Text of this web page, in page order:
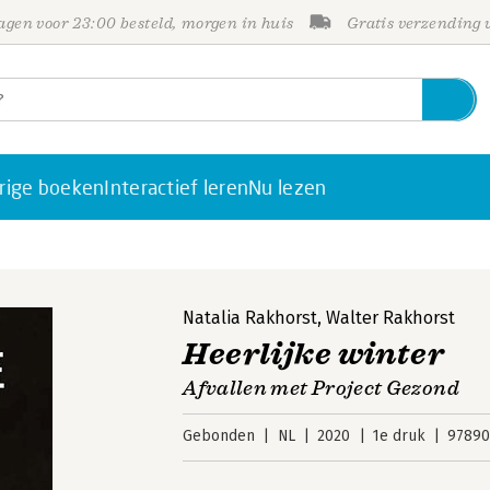
voor 23:00 besteld, morgen in huis Gratis verzending
boekenInteractief lerenNu lezen
Natalia Rakhorst,Walter Rakhorst
Heerlijke winter
Afvallen met Project Gezond
Gebonden NL 2020 1e druk